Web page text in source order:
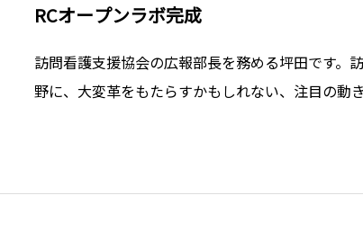
RCオープンラボ完成
訪問看護支援協会の広報部長を務める坪田です。
野に、大変革をもたらすかもしれない、注目の動